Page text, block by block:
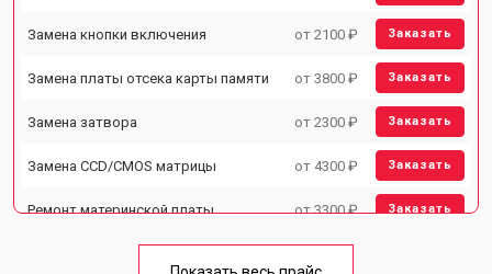
Замена кнопки включения от 2100 ₽ Заказать
Замена платы отсека карты памяти от 3800 ₽ Заказать
Замена затвора от 2300 ₽ Заказать
Замена CCD/CMOS матрицы от 4300 ₽ Заказать
Ремонт материнской платы от 3300 ₽ Заказать